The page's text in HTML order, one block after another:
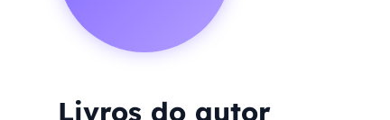
Livros do autor